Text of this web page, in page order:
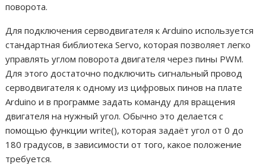
поворота.
Для подключения серводвигателя к Arduino используется
стандартная библиотека Servo, которая позволяет легко
управлять углом поворота двигателя через пины PWM.
Для этого достаточно подключить сигнальный провод
серводвигателя к одному из цифровых пинов на плате
Arduino и в программе задать команду для вращения
двигателя на нужный угол. Обычно это делается с
помощью функции write(), которая задаёт угол от 0 до
180 градусов, в зависимости от того, какое положение
требуется.